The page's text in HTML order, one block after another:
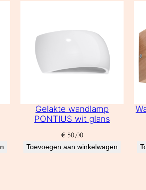
Gelakte wandlamp
PONTIUS wit glans
€50,00
Toevoegen aan winkelwagen